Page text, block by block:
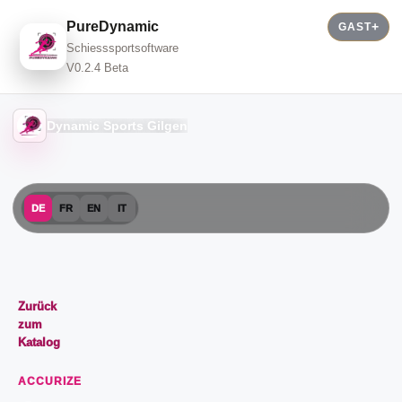
PureDynamic
Schiesssportsoftware
V0.2.4 Beta
GAST
Dynamic Sports Gilgen
DE FR EN IT
Zurück
zum
Katalog
ACCURIZE